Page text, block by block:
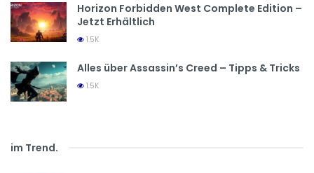
Horizon Forbidden West Complete Edition –
Jetzt Erhältlich
1.5K
Alles über Assassin’s Creed – Tipps & Tricks
1.5K
im Trend.